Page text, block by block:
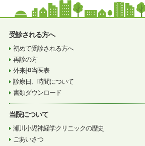
受診される方へ
初めて受診される方へ
再診の方
外来担当医表
診療日、時間について
書類ダウンロード
当院について
瀬川小児神経学クリニックの歴史
ごあいさつ